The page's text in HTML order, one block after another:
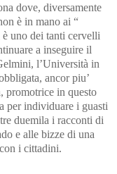
dove, diversamente
è in mano ai “
uno dei tanti cervelli
a inseguire il
l’Università in
ancor piu’
promotrice in questo
per individuare i guasti
duemila i racconti di
e alle bizze di una
i cittadini.